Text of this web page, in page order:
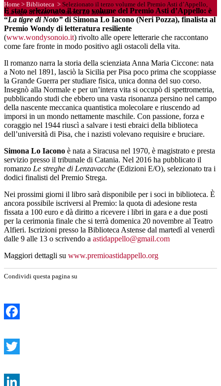
Home > Biblioteca > Selezionato il terzo volume del Premio Asti d’Appello,
“La tigre di Noto” di Simona Lo Iacono
È stato selezionato il terzo volume del Premio Asti d’Appello: è
“La tigre di Noto” di Simona Lo Iacono (Neri Pozza), finalista al
Premio Wondy di letteratura resiliente
(www.wondysonoio.it) rivolto alle opere letterarie che raccontano
come fare fronte in modo positivo agli ostacoli della vita.
Il romanzo narra la storia della scienziata Anna Maria Ciccone: nata
a Noto nel 1891, lasciò la Sicilia per Pisa poco prima che scoppiasse
la Grande Guerra per studiare fisica, unica donna del suo corso.
Insegnò alla Normale e per un’intera vita si occupò di spettrometria,
pubblicando studi che ebbero una vasta risonanza persino nel campo
della nascente meccanica quantistica molecolare e riuscendo ad
imporsi in un mondo nettamente maschile. Con passione, forza e
coraggio nel 1944 riuscì a salvare i testi ebraici della biblioteca
dell’università di Pisa, che i nazisti volevano requisire e bruciare.
Simona Lo Iacono è nata a Siracusa nel 1970, è magistrato e presta
servizio presso il tribunale di Catania. Nel 2016 ha pubblicato il
romanzo Le streghe di Lenzavacche (Edizioni E/O), selezionato tra i
dodici finalisti del Premio Strega.
Nei prossimi giorni il libro sarà disponibile per i soci in biblioteca. È
ancora possibile iscriversi al Premio: la quota di adesione resta
fissata a 100 euro e dà diritto a ricevere i libri in gara e a due posti
per la cerimonia finale che si terrà domenica 20 novembre al Teatro
Alfieri. Iscrizioni presso la Biblioteca Astense dal martedì al venerdì
dalle 9 alle 13 o scrivendo a astidappello@gmail.com
Maggiori dettagli su www.premioastidappello.org
Condividi questa pagina su